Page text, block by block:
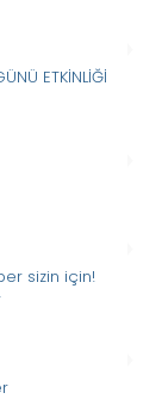
ETKİNLİĞİ
sizin için!